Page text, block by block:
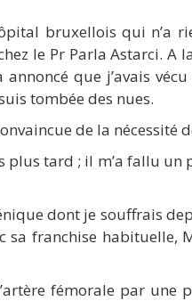
bruxellois qui n’a
le Pr Parla Astarci.
que j’avais
tombée des nues.
de la nécessité
plus tard ; il m’a fallu
dont je souffrais
franchise habituelle,
fémorale par une